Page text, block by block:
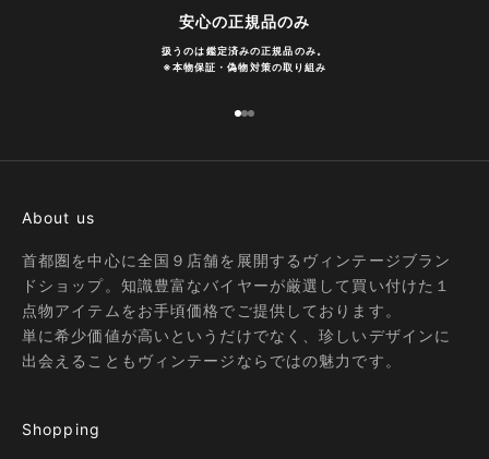
安心の正規品のみ
扱うのは鑑定済みの正規品のみ。
※本物保証・偽物対策の取り組み
I18n Error: Missing interpolation
I18n Error: Missing interpolation
I18n Error: Missing interpolation
About us
首都圏を中心に全国９店舗を展開するヴィンテージブラン
ドショップ。知識豊富なバイヤーが厳選して買い付けた１
点物アイテムをお手頃価格でご提供しております。
単に希少価値が高いというだけでなく、珍しいデザインに
出会えることもヴィンテージならではの魅力です。
Shopping